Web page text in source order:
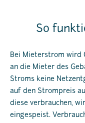
So
Bei Mieterstrom wird
an die Mieter des
Stroms keine
auf den Strompreis
diese verbrauchen,
eingespeist.